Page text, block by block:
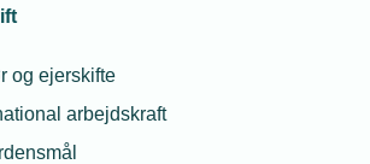
og ejerskifte
arbejdskraft
Elnettet grøn omstilling